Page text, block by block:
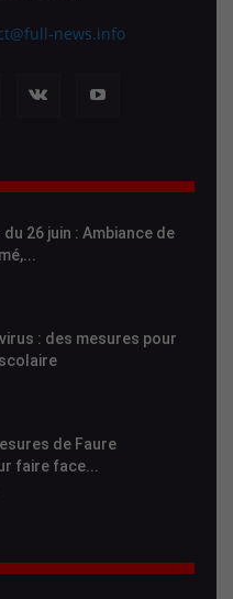
news.info
26 juin : Ambiance de
: des mesures pour
de Faure
faire face...